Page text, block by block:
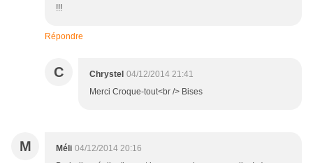
!!!
Répondre
C Chrystel 04/12/2014 21:41
Merci Croque-tout<br /> Bises
M Méli 04/12/2014 20:16